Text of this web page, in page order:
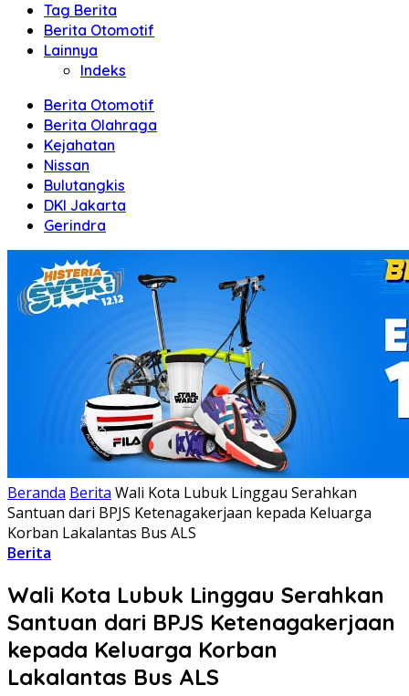
Tag Berita
Berita Otomotif
Lainnya
Indeks
Berita Otomotif
Berita Olahraga
Kejahatan
Nissan
Bulutangkis
DKI Jakarta
Gerindra
Beranda Berita Wali Kota Lubuk Linggau Serahkan
Santuan dari BPJS Ketenagakerjaan kepada Keluarga
Korban Lakalantas Bus ALS
Berita
Wali Kota Lubuk Linggau Serahkan
Santuan dari BPJS Ketenagakerjaan
kepada Keluarga Korban
Lakalantas Bus ALS